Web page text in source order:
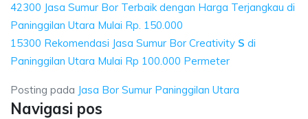
42300 Jasa Sumur Bor Terbaik dengan Harga Terjangkau di
Paninggilan Utara Mulai Rp. 150.000
15300 Rekomendasi Jasa Sumur Bor Creativity S di
Paninggilan Utara Mulai Rp 100.000 Permeter
Posting pada Jasa Bor Sumur Paninggilan Utara
Navigasi pos